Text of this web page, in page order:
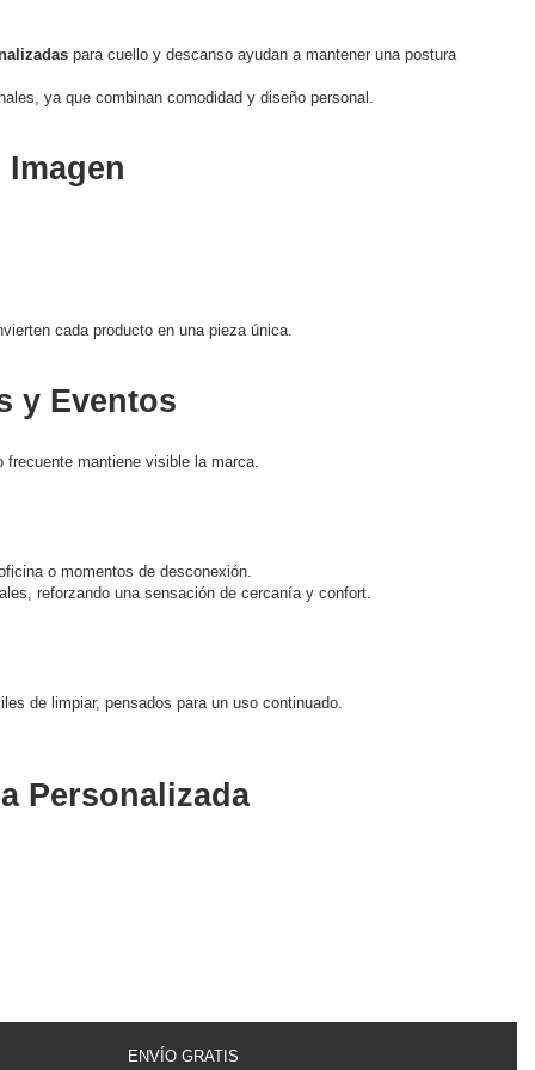
para cuello y descanso ayudan a mantener una postura
ya que combinan comodidad y diseño personal.
cada producto en una pieza única.
y Eventos
mantiene visible la marca.
o momentos de desconexión.
reforzando una sensación de cercanía y confort.
de limpiar, pensados para un uso continuado.
Personalizada
ENVÍO GRATIS